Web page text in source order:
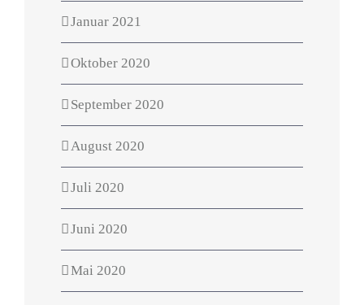
Januar 2021
Oktober 2020
September 2020
August 2020
Juli 2020
Juni 2020
Mai 2020